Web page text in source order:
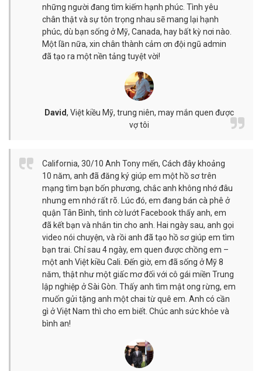
những người đang tìm kiếm hạnh phúc. Tình yêu
chân thật và sự tôn trọng nhau sẽ mang lại hạnh
phúc, dù bạn sống ở Mỹ, Canada, hay bất kỳ nơi nào.
Một lần nữa, xin chân thành cảm ơn đội ngũ admin
đã tạo ra một nền tảng tuyệt vời!
David, Việt kiều Mỹ, trung niên, may mắn quen được
vợ tôi
California, 30/10 Anh Tony mến, Cách đây khoảng
10 năm, anh đã đăng ký giúp em một hồ sơ trên
mạng tìm bạn bốn phương, chắc anh không nhớ đâu
nhưng em nhớ rất rõ. Lúc đó, em đang bán cà phê ở
quận Tân Bình, tình cờ lướt Facebook thấy anh, em
đã kết bạn và nhắn tin cho anh. Hai ngày sau, anh gọi
video nói chuyện, và rồi anh đã tạo hồ sơ giúp em tìm
bạn trai. Chỉ sau 4 ngày, em quen được chồng em –
một anh Việt kiều Cali. Đến giờ, em đã sống ở Mỹ 8
năm, thật như một giấc mơ đối với cô gái miền Trung
lập nghiệp ở Sài Gòn. Thấy anh tìm mật ong rừng, em
muốn gửi tặng anh một chai từ quê em. Anh có cần
gì ở Việt Nam thì cho em biết. Chúc anh sức khỏe và
bình an!